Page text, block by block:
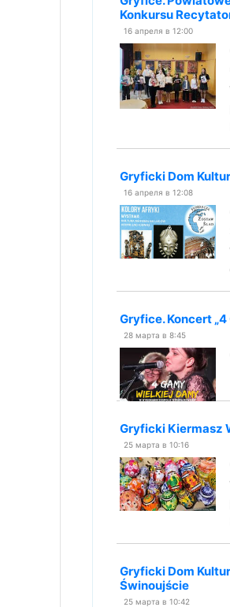
Konkursu
16 апреля в 12:00
Gryficki Dom
16 апреля в 12:08
Gryfice. Koncert „4
28 марта в 8:45
Gryficki Kiermasz
25 марта в 10:16
Gryficki Dom
Świnoujście
25 марта в 10:42